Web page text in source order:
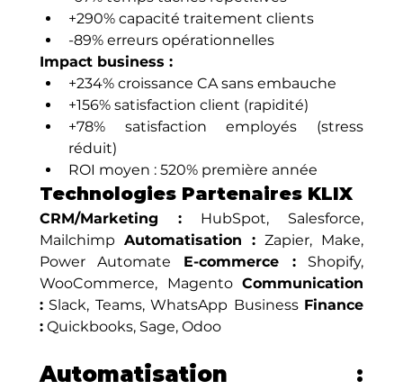
+290% capacité traitement clients
-89% erreurs opérationnelles
Impact business :
+234% croissance CA sans embauche
+156% satisfaction client (rapidité)
+78% satisfaction employés (stress
réduit)
ROI moyen : 520% première année
Technologies Partenaires KLIX
CRM/Marketing : HubSpot, Salesforce,
Mailchimp Automatisation : Zapier, Make,
Power Automate E-commerce : Shopify,
WooCommerce, Magento Communication
: Slack, Teams, WhatsApp Business Finance
: Quickbooks, Sage, Odoo
Automatisation :